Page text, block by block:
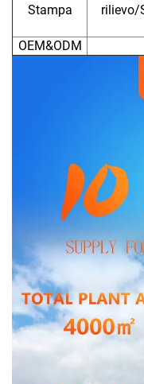
Stampa
rilievo/
OEM&ODM